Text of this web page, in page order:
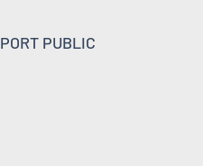
PUBLIC